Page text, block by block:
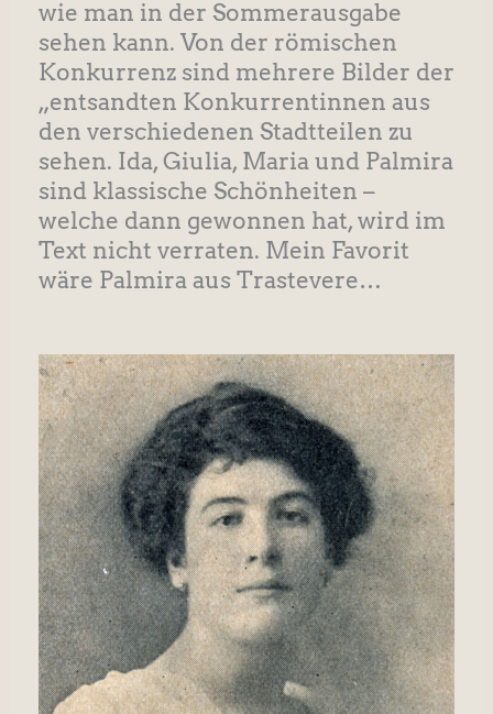
wie man in der Sommerausgabe
sehen kann. Von der römischen
Konkurrenz sind mehrere Bilder der
„entsandten Konkurrentinnen aus
den verschiedenen Stadtteilen zu
sehen. Ida, Giulia, Maria und Palmira
sind klassische Schönheiten –
welche dann gewonnen hat, wird im
Text nicht verraten. Mein Favorit
wäre Palmira aus Trastevere…